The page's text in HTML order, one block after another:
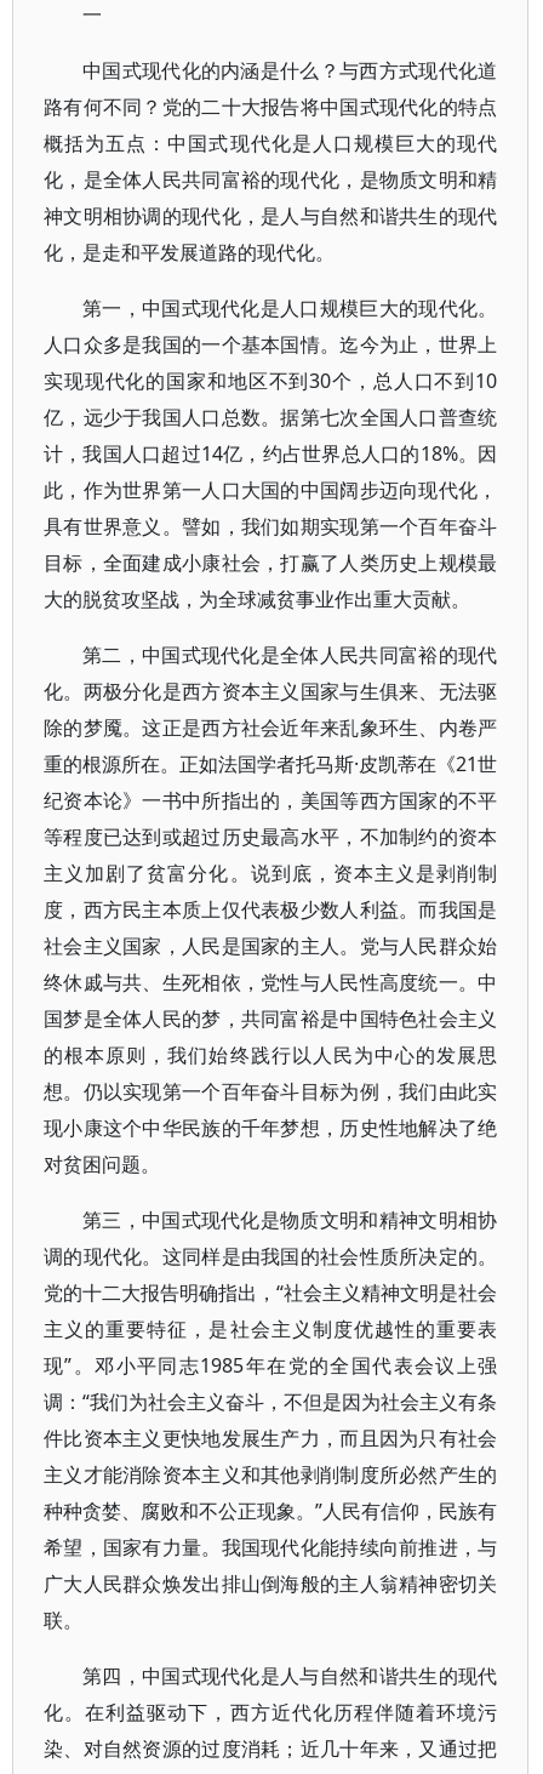
一
中国式现代化的内涵是什么？与西方式现代化道
路有何不同？党的二十大报告将中国式现代化的特点
概括为五点：中国式现代化是人口规模巨大的现代
化，是全体人民共同富裕的现代化，是物质文明和精
神文明相协调的现代化，是人与自然和谐共生的现代
化，是走和平发展道路的现代化。
第一，中国式现代化是人口规模巨大的现代化。
人口众多是我国的一个基本国情。迄今为止，世界上
实现现代化的国家和地区不到30个，总人口不到10
亿，远少于我国人口总数。据第七次全国人口普查统
计，我国人口超过14亿，约占世界总人口的18%。因
此，作为世界第一人口大国的中国阔步迈向现代化，
具有世界意义。譬如，我们如期实现第一个百年奋斗
目标，全面建成小康社会，打赢了人类历史上规模最
大的脱贫攻坚战，为全球减贫事业作出重大贡献。
第二，中国式现代化是全体人民共同富裕的现代
化。两极分化是西方资本主义国家与生俱来、无法驱
除的梦魇。这正是西方社会近年来乱象环生、内卷严
重的根源所在。正如法国学者托马斯·皮凯蒂在《21世
纪资本论》一书中所指出的，美国等西方国家的不平
等程度已达到或超过历史最高水平，不加制约的资本
主义加剧了贫富分化。说到底，资本主义是剥削制
度，西方民主本质上仅代表极少数人利益。而我国是
社会主义国家，人民是国家的主人。党与人民群众始
终休戚与共、生死相依，党性与人民性高度统一。中
国梦是全体人民的梦，共同富裕是中国特色社会主义
的根本原则，我们始终践行以人民为中心的发展思
想。仍以实现第一个百年奋斗目标为例，我们由此实
现小康这个中华民族的千年梦想，历史性地解决了绝
对贫困问题。
第三，中国式现代化是物质文明和精神文明相协
调的现代化。这同样是由我国的社会性质所决定的。
党的十二大报告明确指出，“社会主义精神文明是社会
主义的重要特征，是社会主义制度优越性的重要表
现”。邓小平同志1985年在党的全国代表会议上强
调：“我们为社会主义奋斗，不但是因为社会主义有条
件比资本主义更快地发展生产力，而且因为只有社会
主义才能消除资本主义和其他剥削制度所必然产生的
种种贪婪、腐败和不公正现象。”人民有信仰，民族有
希望，国家有力量。我国现代化能持续向前推进，与
广大人民群众焕发出排山倒海般的主人翁精神密切关
联。
第四，中国式现代化是人与自然和谐共生的现代
化。在利益驱动下，西方近代化历程伴随着环境污
染、对自然资源的过度消耗；近几十年来，又通过把